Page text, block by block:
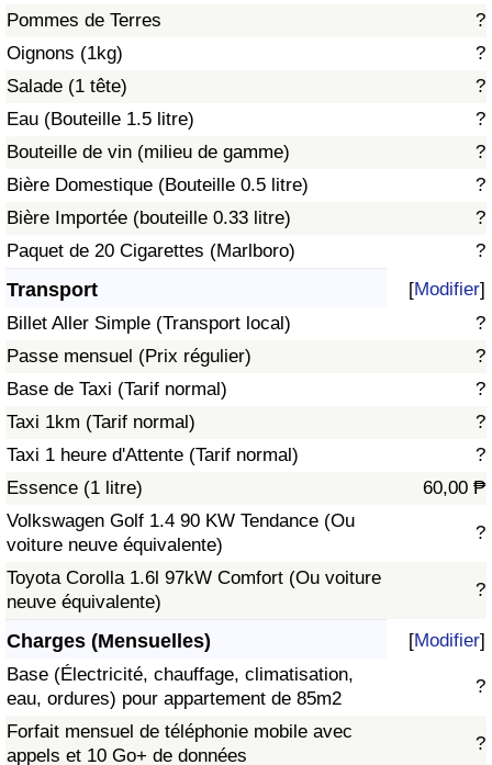
Pommes de Terres
?
Oignons (1kg)
?
Salade (1 tête)
?
Eau (Bouteille 1.5 litre)
?
Bouteille de vin (milieu de gamme)
?
Bière Domestique (Bouteille 0.5 litre)
?
Bière Importée (bouteille 0.33 litre)
?
Paquet de 20 Cigarettes (Marlboro)
?
Transport [Modifier]
Billet Aller Simple (Transport local)
?
Passe mensuel (Prix régulier)
?
Base de Taxi (Tarif normal)
?
Taxi 1km (Tarif normal)
?
Taxi 1 heure d'Attente (Tarif normal)
?
Essence (1 litre)
60,00 ₱
Volkswagen Golf 1.4 90 KW Tendance (Ou
voiture neuve équivalente)
?
Toyota Corolla 1.6l 97kW Comfort (Ou voiture
neuve équivalente)
?
Charges (Mensuelles) [Modifier]
Base (Électricité, chauffage, climatisation,
eau, ordures) pour appartement de 85m2
?
Forfait mensuel de téléphonie mobile avec
appels et 10 Go+ de données
?
Indice de Pollution par Pays
Trafic
Indice de Trafic
Indice de Trafic (Actuel)
Indice de Trafic par Pays